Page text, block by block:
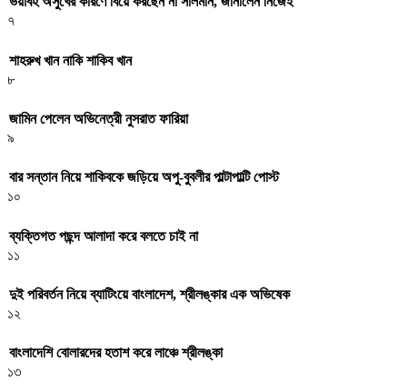
৭
শাহরুখ খান নাকি শাকিব খান
৮
জামিন পেলেন অভিনেত্রী নুসরাত ফারিয়া
৯
বার সন্তান নিয়ে শাকিবকে জড়িয়ে অপু-বুবলীর পাল্টাপাল্টি পোস্ট
১০
ব্যক্তিগত পছন্দ আলাদা করে বলতে চাই না
১১
দুই পরিবর্তন নিয়ে ব্যাটিংয়ে বাংলাদেশ, শ্রীলঙ্কার এক অভিষেক
১২
বাংলাদেশি বোলারদের হতাশ করে লাঞ্চে শ্রীলঙ্কা
১৩